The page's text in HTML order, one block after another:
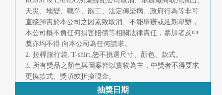
天災、地變、戰爭、罷工、法定傳染病、政府行為等非可
直接歸責於本公司之因素致取消、不能舉辦或延期舉辦，
本公司概不負任何損害賠償等相關法律責任，參加者及中
獎亦均不得 向本公司為任何請求。
2. 拉桿旅行袋, T-shirt,恕不挑選尺寸、顏色、款式。
3. 所有獎品之顏色與圖案皆以實物為主，中獎者不得要求
更換款式、獎項或折換現金。
抽獎日期